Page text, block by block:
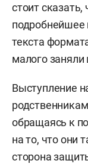
стоит
подробнейшее
текста
малого
Выступление
обращаясь к
на то, что они
сторона